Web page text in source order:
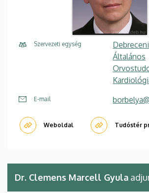
Szervezeti egység
Általános
E-mail
Weboldal Tudóstér
Dr. Clemens Marcell Gyula